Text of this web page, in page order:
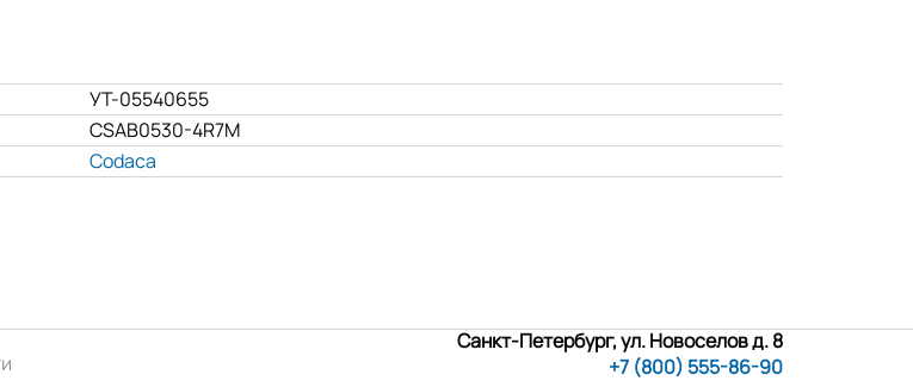
УТ-05540655
CSAB0530-4R7M
Codaca
Санкт-Петербург, ул. Новоселов д. 8
+7 (800) 555-86-90